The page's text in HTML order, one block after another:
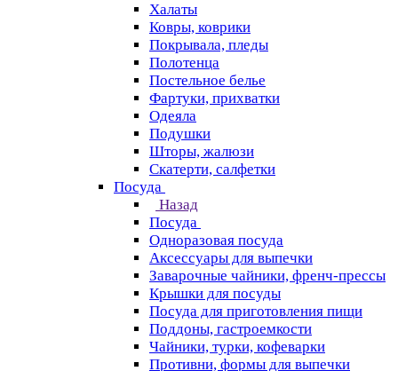
Халаты
Ковры, коврики
Покрывала, пледы
Полотенца
Постельное белье
Фартуки, прихватки
Одеяла
Подушки
Шторы, жалюзи
Скатерти, салфетки
Посуда
Назад
Посуда
Одноразовая посуда
Аксессуары для выпечки
Заварочные чайники, френч-прессы
Крышки для посуды
Посуда для приготовления пищи
Поддоны, гастроемкости
Чайники, турки, кофеварки
Противни, формы для выпечки